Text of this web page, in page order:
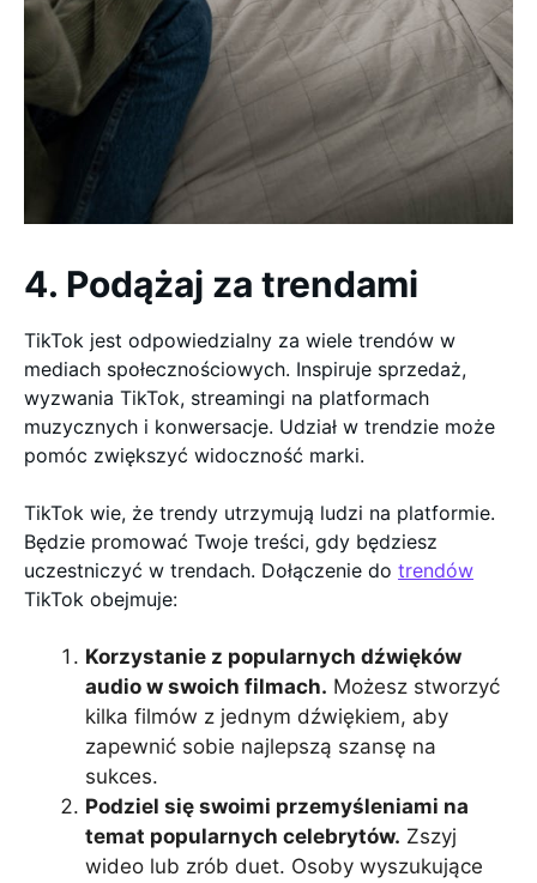
4. Podążaj za trendami
TikTok jest odpowiedzialny za wiele trendów w
mediach społecznościowych. Inspiruje sprzedaż,
wyzwania TikTok, streamingi na platformach
muzycznych i konwersacje. Udział w trendzie może
pomóc zwiększyć widoczność marki.
TikTok wie, że trendy utrzymują ludzi na platformie.
Będzie promować Twoje treści, gdy będziesz
uczestniczyć w trendach. Dołączenie do trendów
TikTok obejmuje:
Korzystanie z popularnych dźwięków
audio w swoich filmach. Możesz stworzyć
kilka filmów z jednym dźwiękiem, aby
zapewnić sobie najlepszą szansę na
sukces.
Podziel się swoimi przemyśleniami na
temat popularnych celebrytów. Zszyj
wideo lub zrób duet. Osoby wyszukujące